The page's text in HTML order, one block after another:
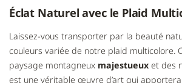
Éclat Naturel avec le Plaid
Laissez-vous transporter par la beauté
couleurs variée de notre plaid multicolore.
paysage montagneux majestueux et des
est une véritable œuvre d’art qui